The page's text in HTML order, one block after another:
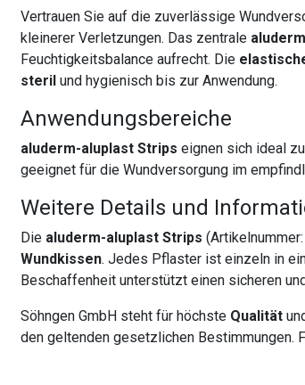
Vertrauen Sie auf die zuverlässige
kleinerer Verletzungen. Das zentrale
Feuchtigkeitsbalance aufrecht. Die
steril und hygienisch bis zur Anwendung.
Anwendungsbereiche
aluderm-aluplast Strips eignen sich ideal
geeignet für die Wundversorgung im
Weitere Details und
Die aluderm-aluplast Strips
Wundkissen. Jedes Pflaster ist einzeln in
Beschaffenheit unterstützt einen sicheren
Söhngen GmbH steht für höchste Qualität
den geltenden gesetzlichen Bestimmungen.